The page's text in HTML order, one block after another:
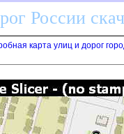
России
карта улиц и дорог